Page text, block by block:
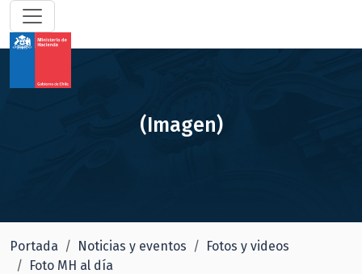
(Imagen)
Portada Noticias y eventos
Fotos y videos
Foto MH al día